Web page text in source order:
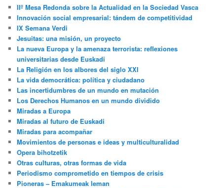
IIº Mesa Redonda sobre la Actualidad en la Sociedad Vasca
Innovación social empresarial: tándem de competitividad
IX Semana Verdi
Jesuitas: una misión, un proyecto
La nueva Europa y la amenaza terrorista: reflexiones
universitarias desde Euskadi
La Religión en los albores del siglo XXI
La vida democrática: política y ciudadano
Las incertidumbres de un mundo en mutación
Los Derechos Humanos en un mundo dividido
Miradas a Europa
Miradas al futuro de Euskadi
Miradas para acompañar
Movimientos de personas e ideas y multiculturalidad
Opera bihotzetik
Otras culturas, otras formas de vida
Periodismo comprometido en tiempos de crisis
Pioneras – Emakumeak leman